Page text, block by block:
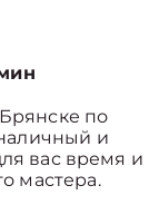
по
и
вас время и
мастера.